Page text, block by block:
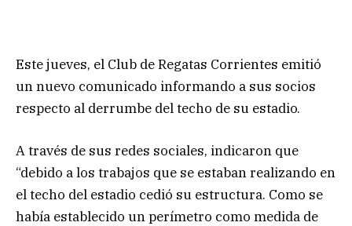
Este jueves, el Club de Regatas Corrientes emitió
un nuevo comunicado informando a sus socios
respecto al derrumbe del techo de su estadio.
A través de sus redes sociales, indicaron que
“debido a los trabajos que se estaban realizando en
el techo del estadio cedió su estructura. Como se
había establecido un perímetro como medida de